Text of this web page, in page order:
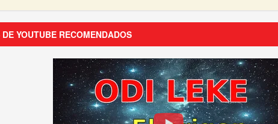
YOUTUBE RECOMENDADOS